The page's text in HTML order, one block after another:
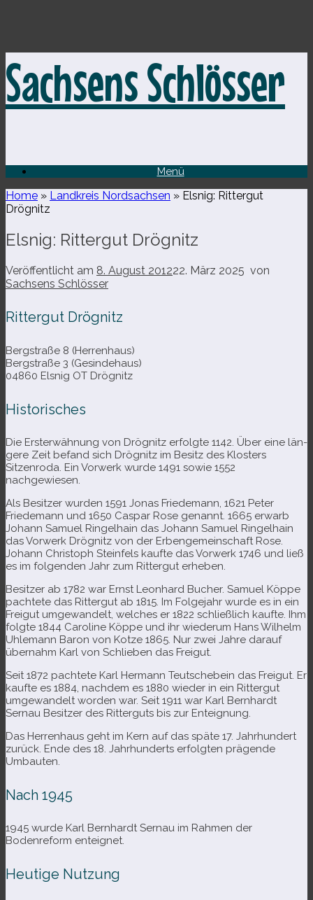
Inhalt
springen
Sachsens Schlösser
Menü
Home » Landkreis Nordsachsen » Elsnig: Rittergut
Drögnitz
Elsnig: Rittergut Drögnitz
Veröffentlicht am 8. August 201222. März 2025 von
Sachsens Schlösser
Rittergut Drögnitz
Bergstraße 8 (Herrenhaus)
Bergstraße 3 (Gesindehaus)
04860 Elsnig OT Drögnitz
Historisches
Die Ersterwähnung von Drögnitz erfolgte 1142. Über eine län­
gere Zeit befand sich Drögnitz im Besitz des Klosters
Sitzenroda. Ein Vorwerk wurde 1491 sowie 1552
nachgewiesen.
Als Besitzer wur­den 1591 Jonas Friedemann, 1621 Peter
Friedemann und 1650 Caspar Rose genannt. 1665 erwarb
Johann Samuel Ringelhain das Johann Samuel Ringelhain
das Vorwerk Drögnitz von der Erbengemeinschaft Rose.
Johann Christoph Steinfels kaufte das Vorwerk 1746 und ließ
es im fol­gen­den Jahr zum Rittergut erheben.
Besitzer ab 1782 war Ernst Leonhard Bucher. Samuel Köppe
pach­tete das Rittergut ab 1815. Im Folgejahr wurde es in ein
Freigut umge­wan­delt, wel­ches er 1822 schließ­lich kaufte. Ihm
folgte 1844 Caroline Köppe und ihr wie­derum Hans Wilhelm
Uhlemann Baron von Kotze 1865. Nur zwei Jahre dar­auf
über­nahm Karl von Schlieben das Freigut.
Seit 1872 pach­tete Karl Hermann Teutschebein das Freigut. Er
kaufte es 1884, nach­dem es 1880 wie­der in ein Rittergut
umge­wan­delt wor­den war. Seit 1911 war Karl Bernhardt
Sernau Besitzer des Ritterguts bis zur Enteignung.
Das Herrenhaus geht im Kern auf das späte 17. Jahrhundert
zurück. Ende des 18. Jahrhunderts erfolg­ten prä­gende
Umbauten.
Nach 1945
1945 wurde Karl Bernhardt Sernau im Rahmen der
Bodenreform enteignet.
Heutige Nutzung